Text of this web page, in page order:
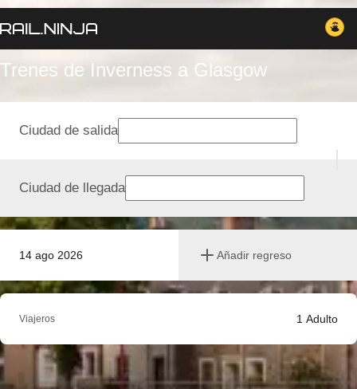
Trenes de Inverness a Glasgow
14 ago 2026 Añadir regreso
Ciudad de salida
Ciudad de llegada
Viajeros 1 Adulto